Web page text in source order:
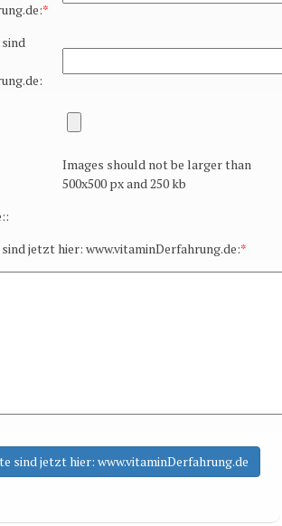
*
Images should not be larger than
500x500 px and 250 kb
jetzt hier: www.vitaminDerfahrung.de:*